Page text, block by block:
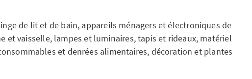
de lit et de bain, appareils ménagers et électroniques de
et vaisselle, lampes et luminaires, tapis et rideaux, matériel
et denrées alimentaires, décoration et plantes